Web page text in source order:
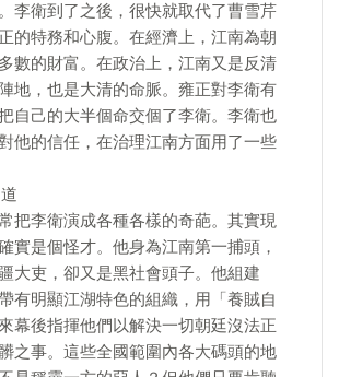
李衛到了之後，很快就取代了曹雪芹
的特務和心腹。在經濟上，江南為朝
數的財富。在政治上，江南又是反清
地，也是大清的命脈。雍正對李衛有
自己的大半個命交個了李衛。李衛也
他的信任，在治理江南方面用了一些
把李衛演成各種各樣的奇葩。其實現
實是個怪才。他身為江南第一捕頭，
大吏，卻又是黑社會頭子。他組建
有明顯江湖特色的組織，用「養賊自
幕後指揮他們以解決一切朝廷沒法正
之事。這些全國範圍內各大碼頭的地